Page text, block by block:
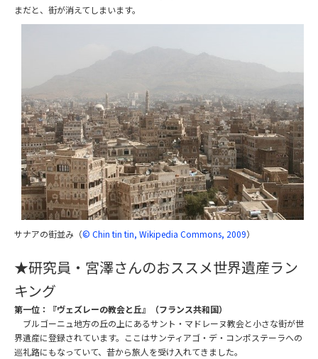
まだと、街が消えてしまいます。
サナアの街並み（© Chin tin tin, Wikipedia Commons, 2009）
★研究員・宮澤さんのおススメ世界遺産ラン
キング
第一位：『ヴェズレーの教会と丘』（フランス共和国）
ブルゴーニュ地方の丘の上にあるサント・マドレーヌ教会と小さな街が世
界遺産に登録されています。ここはサンティアゴ・デ・コンポステーラへの
巡礼路にもなっていて、昔から旅人を受け入れてきました。